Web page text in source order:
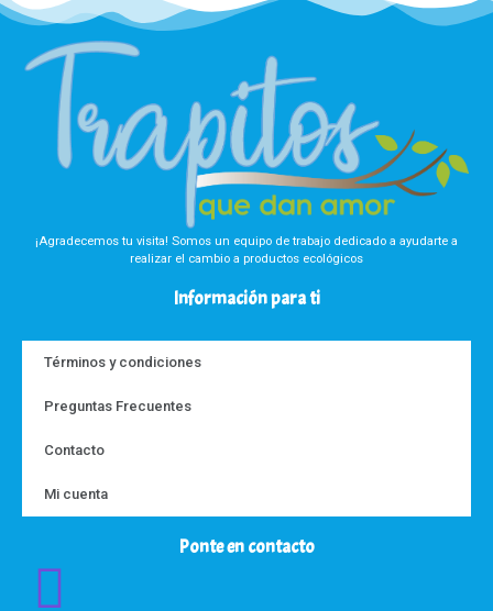
¡Agradecemos tu visita! Somos un equipo de trabajo dedicado a ayudarte a
realizar el cambio a productos ecológicos
Información para ti
Términos y condiciones
Preguntas Frecuentes
Contacto
Mi cuenta
Ponte en contacto